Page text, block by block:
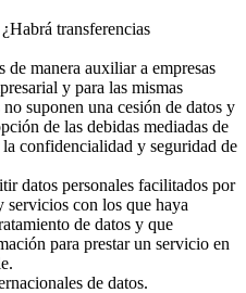
transferencias
de manera auxiliar a empresas
y para las mismas
suponen una cesión de datos y
de las debidas mediadas de
confidencialidad y seguridad de
datos personales facilitados por
servicios con los que haya
de datos y que
para prestar un servicio en
de datos.